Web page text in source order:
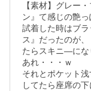
【素材】グレー
ン』て感じの艶
試着した時はブ
ス』だったのが
たらスキニ―にな
あれ・・・ｗ
それとポケット
してたら座席の